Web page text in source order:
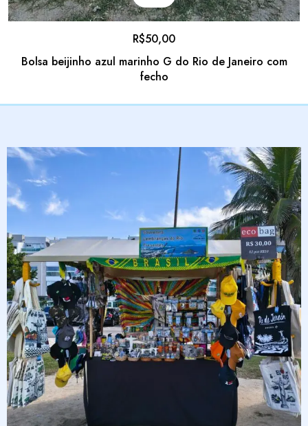
Bolsa beijinho azul marinho G do Rio de Janeiro com
fecho
R$50,00